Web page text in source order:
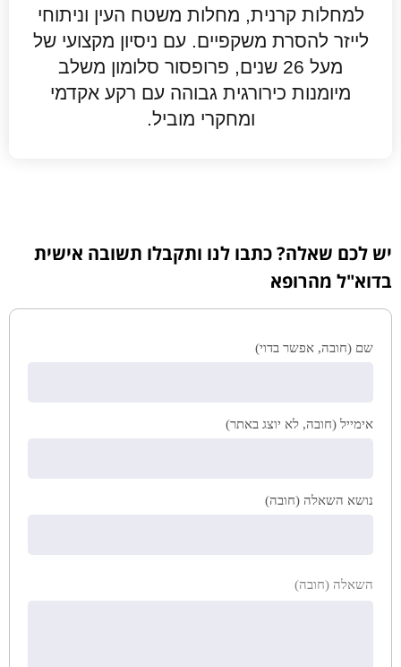
למחלות קרנית, מחלות משטח העין וניתוחי
לייזר להסרת משקפיים. עם ניסיון מקצועי של
מעל 26 שנים, פרופסור סלומון משלב
מיומנות כירורגית גבוהה עם רקע אקדמי
ומחקרי מוביל.
יש לכם שאלה? כתבו לנו ותקבלו תשובה אישית
בדוא"ל מהרופא
שם (חובה, אפשר בדוי)
אימייל (חובה, לא יוצג באתר)
נושא השאלה (חובה)
השאלה (חובה)